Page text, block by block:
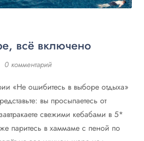
всё включено
0 комментарий
«Не ошибитесь в выборе отдыха»
вы просыпаетесь от
свежими кебабами в 5*
паритесь в хаммаме с пеной по